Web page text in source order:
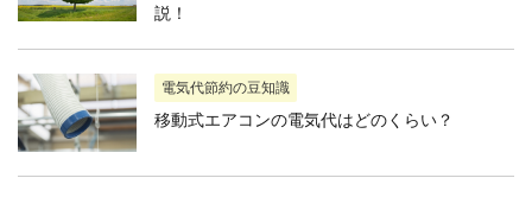
説！
電気代節約の豆知識
移動式エアコンの電気代はどのくらい？